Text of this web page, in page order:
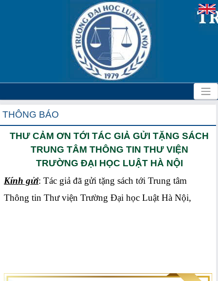
THÔNG BÁO
THƯ CẢM ƠN TỚI TÁC GIẢ GỬI TẶNG SÁCH
TRUNG TÂM THÔNG TIN THƯ VIỆN
TRƯỜNG ĐẠI HỌC LUẬT HÀ NỘI
Kính gửi: Tác giả đã gửi tặng sách tới Trung tâm
Thông tin Thư viện Trường Đại học Luật Hà Nội,